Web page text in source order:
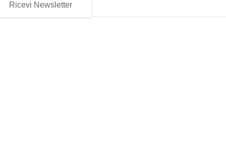
Ricevi Newsletter